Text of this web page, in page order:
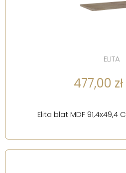
ELITA
477,00
Elita blat MDF 91,4x49,4